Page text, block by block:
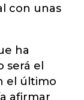
con unas
ha
el
el último
afirmar